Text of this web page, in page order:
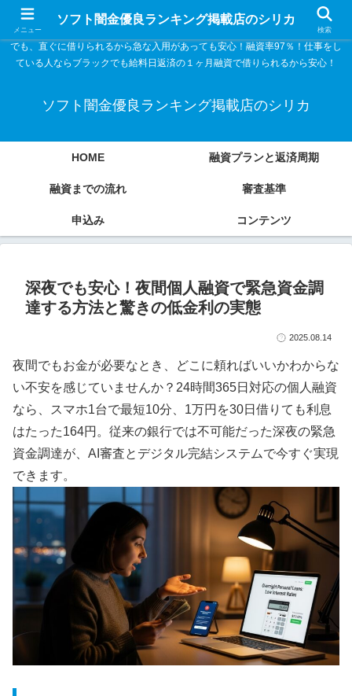
ソフト闇金優良ランキング 中小消費者金融在籍確認なし シリカなら24時間
365日 在籍確認なしで借りれるブラック即日振込融資です。土日や祝日、夜間
でも、直ぐに借りられるから急な入用があっても安心！融資率97％！仕事をし
ている人ならブラックでも給料日返済の１ヶ月融資で借りられるから安心！
ソフト闇金優良ランキング掲載店のシリカ
HOME 融資プランと返済周期
融資までの流れ 審査基準
申込み コンテンツ
深夜でも安心！夜間個人融資で緊急資金調
達する方法と驚きの低金利の実態
2025.08.14
夜間でもお金が必要なとき、どこに頼ればいいかわからな
い不安を感じていませんか？24時間365日対応の個人融資
なら、スマホ1台で最短10分、1万円を30日借りても利息
はたった164円。従来の銀行では不可能だった深夜の緊急
資金調達が、AI審査とデジタル完結システムで今すぐ実現
できます。
メニュー
ソフト闇金優良ランキング掲載店のシリカ
検索